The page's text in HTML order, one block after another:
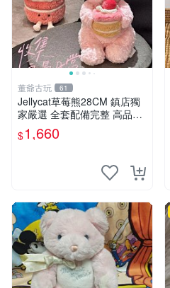
董爺古玩 61
Jellycat草莓熊28CM 鎮店獨
家嚴選 全套配備完整 高品質
收藏好物 紋章 玩具熊 定制熊
$1,660